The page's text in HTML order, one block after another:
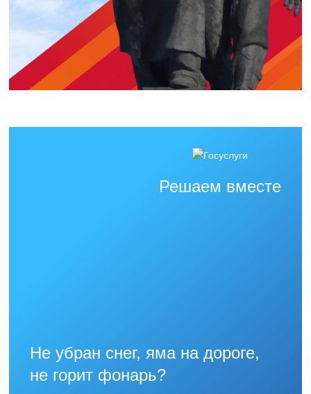
Решаем вместе
Не убран снег, яма на дороге,
не горит фонарь?